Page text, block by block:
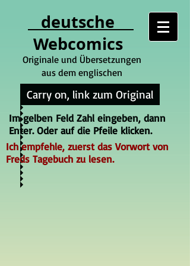
deutsche
Webcomics
Originale und Übersetzungen
aus dem englischen
Carry on, link zum Original
Im gelben Feld Zahl eingeben, dann
Enter. Oder auf die Pfeile klicken.
Ich empfehle, zuerst das Vorwort von
Freds Tagebuch zu lesen.